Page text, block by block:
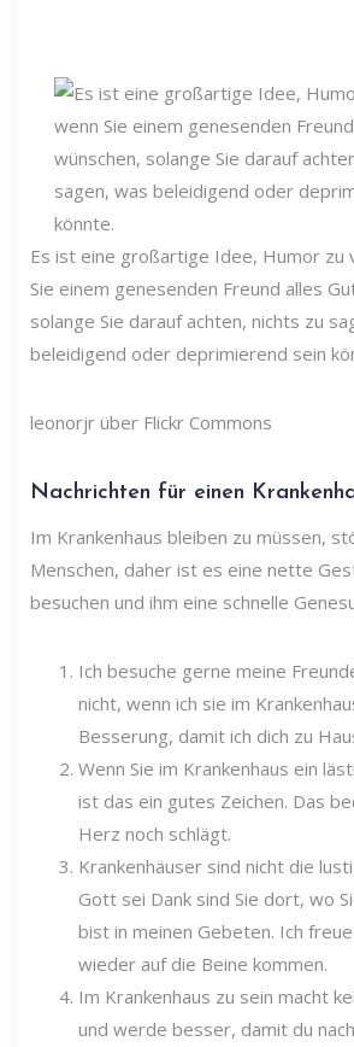
Es ist eine großartige Idee, Humor zu
Sie einem genesenden Freund alles
solange Sie darauf achten, nichts zu
beleidigend oder deprimierend sein
leonorjr über Flickr Commons
Nachrichten für einen
Im Krankenhaus bleiben zu müssen,
Menschen, daher ist es eine nette
besuchen und ihm eine schnelle
Ich besuche gerne meine
nicht, wenn ich sie im
Besserung, damit ich dich zu
Wenn Sie im Krankenhaus ein
ist das ein gutes Zeichen. Das
Herz noch schlägt.
Krankenhäuser sind nicht die
Gott sei Dank sind Sie dort, wo
bist in meinen Gebeten. Ich
wieder auf die Beine kommen.
Im Krankenhaus zu sein macht
und werde besser, damit du